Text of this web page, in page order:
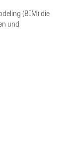
(BIM) die
und